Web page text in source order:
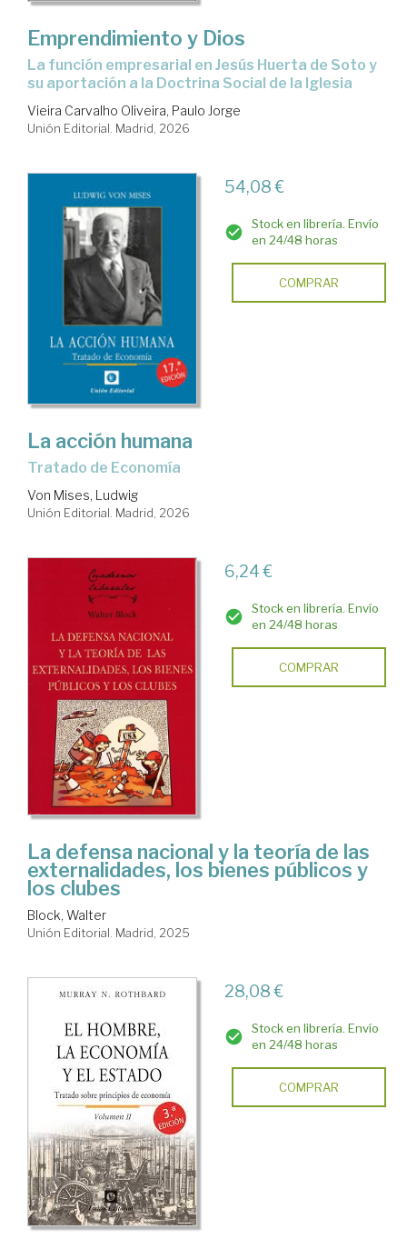
Emprendimiento y Dios
La función empresarial en Jesús Huerta de Soto y
su aportación a la Doctrina Social de la Iglesia
Vieira Carvalho Oliveira, Paulo Jorge
Unión Editorial. Madrid, 2026
54,08 €
Stock en librería. Envío
en 24/48 horas
COMPRAR
La acción humana
Tratado de Economía
Von Mises, Ludwig
Unión Editorial. Madrid, 2026
6,24 €
Stock en librería. Envío
en 24/48 horas
COMPRAR
La defensa nacional y la teoría de las
externalidades, los bienes públicos y
los clubes
Block, Walter
Unión Editorial. Madrid, 2025
28,08 €
Stock en librería. Envío
en 24/48 horas
COMPRAR